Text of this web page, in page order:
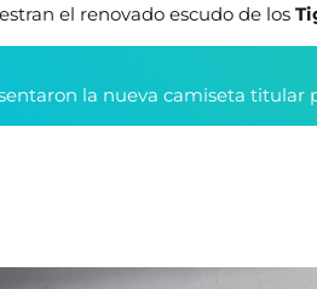
el renovado escudo de los
la nueva camiseta titular